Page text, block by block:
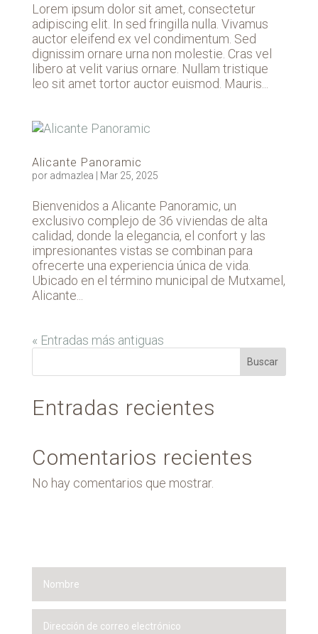
Lorem ipsum dolor sit amet, consectetur
adipiscing elit. In sed fringilla nulla. Vivamus
auctor eleifend ex vel condimentum. Sed
dignissim ornare urna non molestie. Cras vel
libero at velit varius ornare. Nullam tristique
leo sit amet tortor auctor euismod. Mauris...
Alicante Panoramic
por admazlea Mar 25, 2025
Bienvenidos a Alicante Panoramic, un
exclusivo complejo de 36 viviendas de alta
calidad, donde la elegancia, el confort y las
impresionantes vistas se combinan para
ofrecerte una experiencia única de vida.
Ubicado en el término municipal de Mutxamel,
Alicante...
« Entradas más antiguas
Buscar
Entradas recientes
Comentarios recientes
No hay comentarios que mostrar.